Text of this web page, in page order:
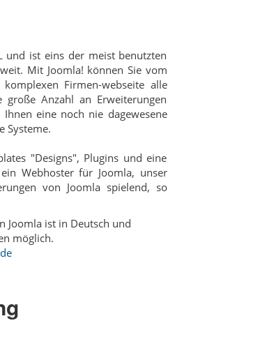
und ist eins der meist benutzten
Mit Joomla! können Sie vom
Firmen-webseite alle
große Anzahl an Erweiterungen
eine noch nie dagewesene
Systeme.
"Designs", Plugins und eine
Webhoster für Joomla, unser
von Joomla spielend, so
Joomla ist in Deutsch und
möglich.